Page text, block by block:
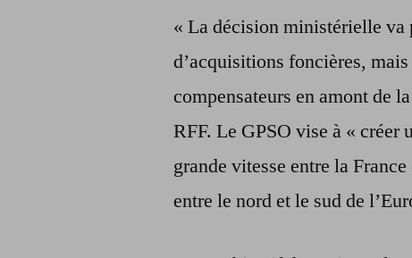
« La décision ministérielle va
d’acquisitions foncières,
compensateurs en amont de
RFF. Le GPSO vise à «
grande vitesse entre la
entre le nord et le sud de